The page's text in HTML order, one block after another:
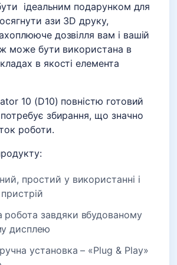
ідеальним подарунком для
ази 3D друку,
дозвілля вам і вашій
може бути використана в
в якості елемента
10 (D10) повністю готовий
збирання, що значно
роботи.
простий у використанні і
робота завдяки вбудованому
дисплею
установка – «Plug & Play»